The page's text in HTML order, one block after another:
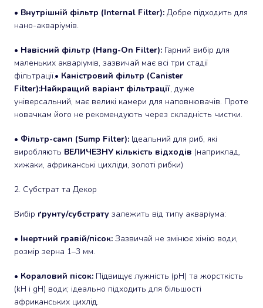
• Внутрішній фільтр (Internal Filter): Добре підходить для
нано-акваріумів.
• Навісний фільтр (Hang-On Filter): Гарний вибір для
маленьких акваріумів, зазвичай має всі три стадії
фільтрації.• Каністровий фільтр (Canister
Filter):Найкращий варіант фільтрації, дуже
універсальний, має великі камери для наповнювачів. Проте
новачкам його не рекомендують через складність чистки.
• Фільтр-самп (Sump Filter): Ідеальний для риб, які
виробляють ВЕЛИЧЕЗНУ кількість відходів (наприклад,
хижаки, африканські цихліди, золоті рибки)
2. Субстрат та Декор
Вибір ґрунту/субстрату залежить від типу акваріума:
• Інертний гравій/пісок: Зазвичай не змінює хімію води,
розмір зерна 1–3 мм.
• Кораловий пісок: Підвищує лужність (pH) та жорсткість
(kH і gH) води; ідеально підходить для більшості
африканських цихлід.